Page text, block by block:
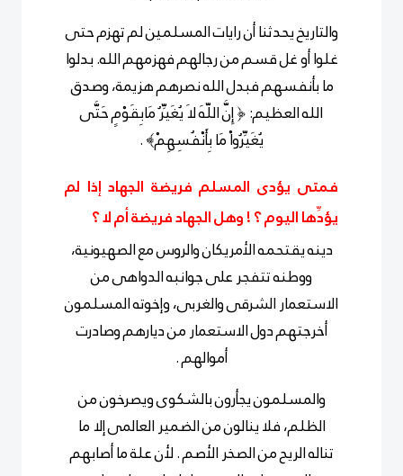
والتاريخ يحدثنا أن رايات المسلمين لم تهزم حتى
غلوا أو غل قسم من رجالهم فهزمهم الله. بدلوا
ما بأنفسهم فبدل الله نصرهم هزيمة، وصدق
الله العظيم: ﴿ إِنَّ اللّهَ لاَ يُغَيِّرُ مَابِقَوْمٍ حَتَّى
يُغَيِّرُواْ مَا بِأَنْفُسِهِمْ﴾ .
فمتى يؤدى المسلم فريضة الجهاد إذا لم
يؤدِّها اليوم ؟ ! وهل الجهاد فريضة أم لا ؟
دينه يقتحمه الأمريكان والروس مع الصهيونية،
ووطنه تتفجر على جوانبه الدواهى من
الاستعمار الشرقى والغربى، وإخوته المسلمون
أخرجتهم دول الاستعمار من ديارهم وصادرت
أموالهم .
والمسلمون يجأرون بالشكوى ويصرخون من
الظلم، فلا ينالون من الضمير العالمى إلا ما
تناله الريح من الصخر الأصم . لأن علة ما أصابهم